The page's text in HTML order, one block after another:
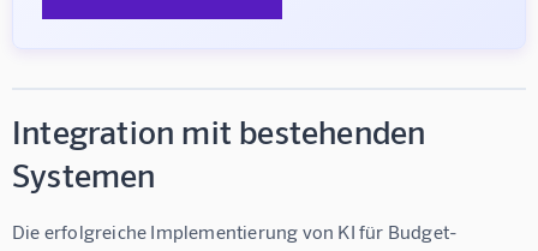
Integration mit bestehenden
Systemen
Die erfolgreiche Implementierung von KI für Budget-